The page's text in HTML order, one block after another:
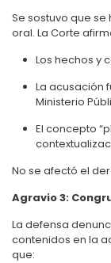
Se sostuvo que
oral. La Corte
Los hechos y
La acusación
Ministerio
El concepto
No se afectó el
Agravio 3:
La defensa
contenidos en la
que: